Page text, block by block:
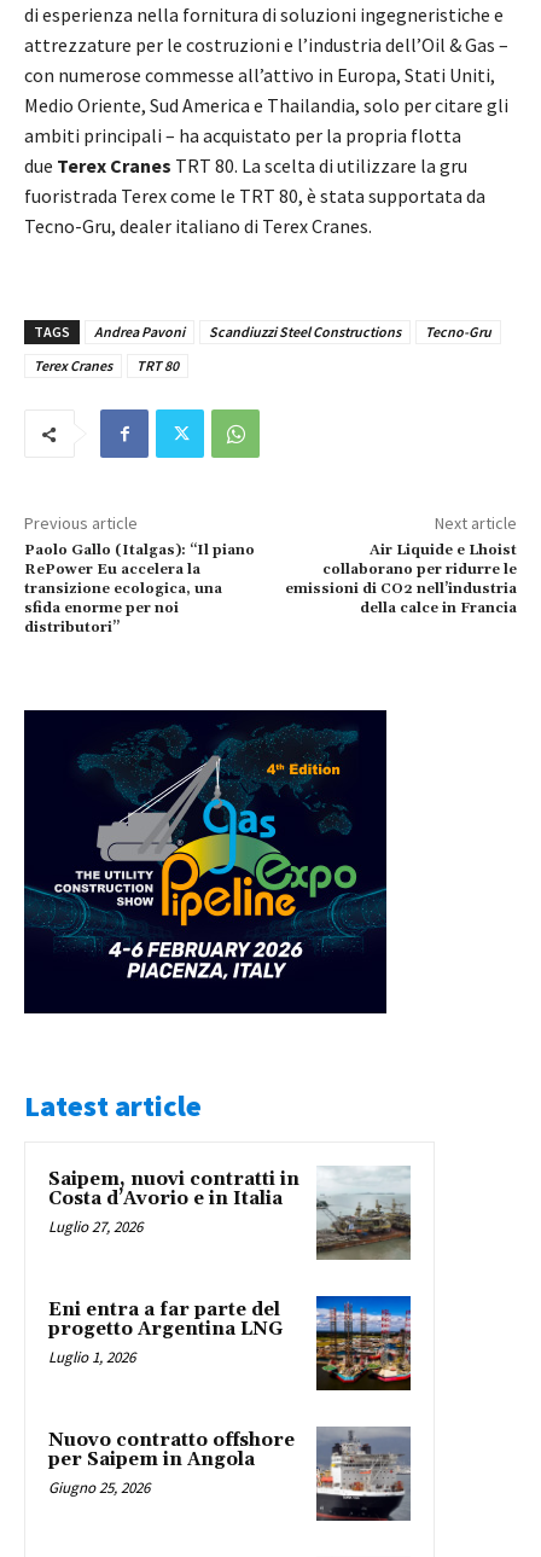
di esperienza nella fornitura di soluzioni ingegneristiche e
attrezzature per le costruzioni e l’industria dell’Oil & Gas –
con numerose commesse all’attivo in Europa, Stati Uniti,
Medio Oriente, Sud America e Thailandia, solo per citare gli
ambiti principali – ha acquistato per la propria flotta
due Terex Cranes TRT 80. La scelta di utilizzare la gru
fuoristrada Terex come le TRT 80, è stata supportata da
Tecno-Gru, dealer italiano di Terex Cranes.
TAGS Andrea Pavoni Scandiuzzi Steel Constructions
Tecno-Gru
Terex Cranes
TRT 80
Previous article
Paolo Gallo (Italgas): “Il piano
RePower Eu accelera la
transizione ecologica, una
sfida enorme per noi
distributori”
Next article
Air Liquide e Lhoist
collaborano per ridurre le
emissioni di CO2 nell’industria
della calce in Francia
Latest article
Saipem, nuovi contratti in
Costa d’Avorio e in Italia
Luglio 27, 2026
Eni entra a far parte del
progetto Argentina LNG
Luglio 1, 2026
Nuovo contratto offshore
per Saipem in Angola
Giugno 25, 2026